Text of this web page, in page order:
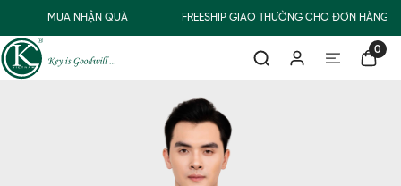
MUA NHẬN QUÀ FREESHIP GIAO THƯỜNG CHO ĐƠN HÀNG
0